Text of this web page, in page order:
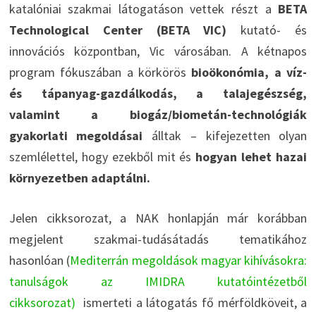
katalóniai szakmai látogatáson vettek részt a BETA
Technological Center (BETA VIC) kutató- és
innovációs központban, Vic városában. A kétnapos
program fókuszában a körkörös bioökonómia, a víz-
és tápanyag-gazdálkodás, a talajegészség,
valamint a biogáz/biometán-technológiák
gyakorlati megoldásai álltak – kifejezetten olyan
szemlélettel, hogy ezekből mit és hogyan lehet hazai
környezetben adaptálni.
Jelen cikksorozat, a NAK honlapján már korábban
megjelent szakmai-tudásátadás tematikához
hasonlóan (Mediterrán megoldások magyar kihívásokra:
tanulságok az IMIDRA kutatóintézetből
cikksorozat) ismerteti a látogatás fő mérföldköveit, a